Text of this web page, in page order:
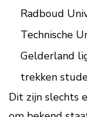
Radboud
Technische
Gelderland
trekken
Dit zijn slechts